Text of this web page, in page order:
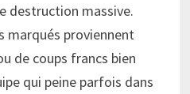
destruction massive.
marqués proviennent
de coups francs bien
qui peine parfois dans